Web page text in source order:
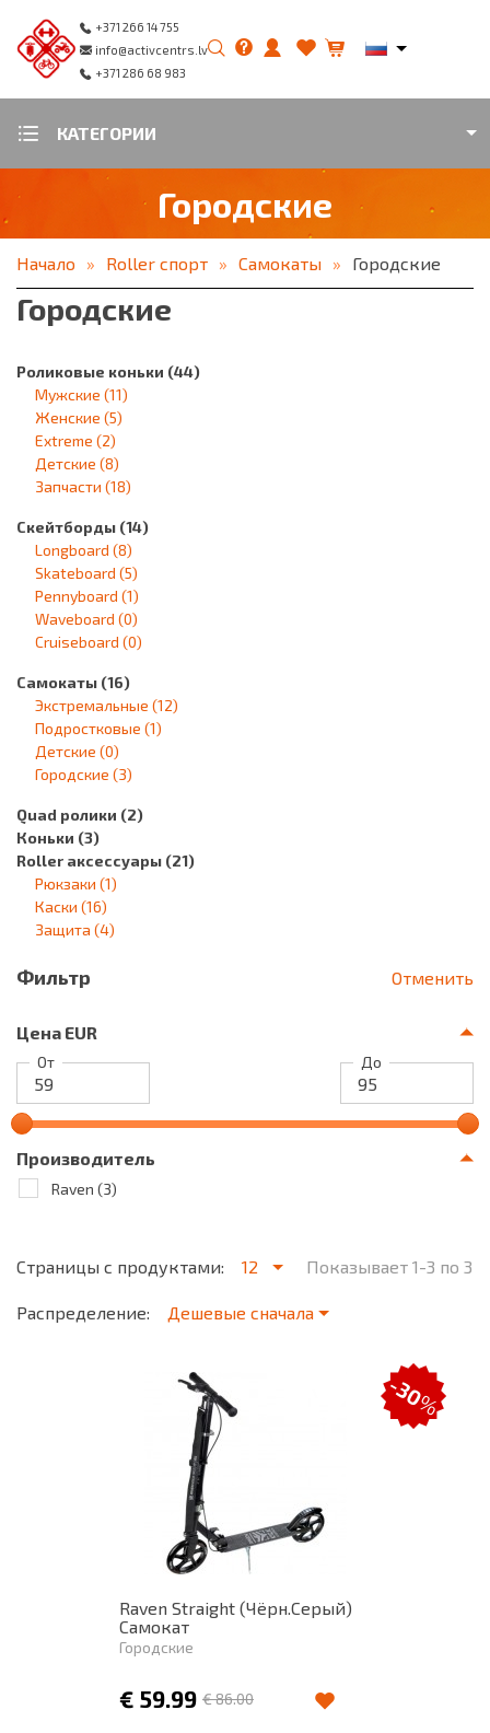
+371 266 14 755
info@activcentrs.lv
+371 286 68 983
КАТЕГОРИИ
Городские
Начало Roller спорт Самокаты Городские
Городские
Роликовые коньки (44)
Мужские (11)
Женские (5)
Extreme (2)
Детские (8)
Запчасти (18)
Скейтборды (14)
Longboard (8)
Skateboard (5)
Pennyboard (1)
Waveboard (0)
Cruiseboard (0)
Самокаты (16)
Экстремальные (12)
Подростковые (1)
Детские (0)
Городские (3)
Quad ролики (2)
Коньки (3)
Roller аксессуары (21)
Рюкзаки (1)
Каски (16)
Защита (4)
Фильтр Отменить
Цена EUR
От До
Производитель
Raven (3)
Страницы с продуктами: 12 Показывает 1-3 по 3
Распределение: Дешевые сначала
Raven Straight (Чёрн.Серый)
Самокат
Городские
€ 59.99 €86.00
-30%